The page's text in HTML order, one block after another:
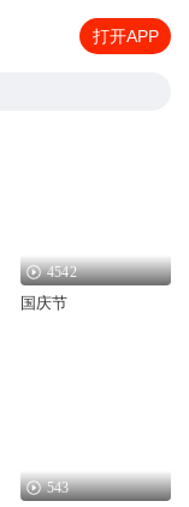
打开APP
4542
国庆节
543